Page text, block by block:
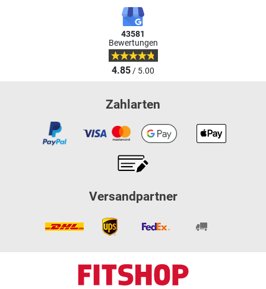
43581
Bewertungen
4.85/ 5.00
Zahlarten
Versandpartner